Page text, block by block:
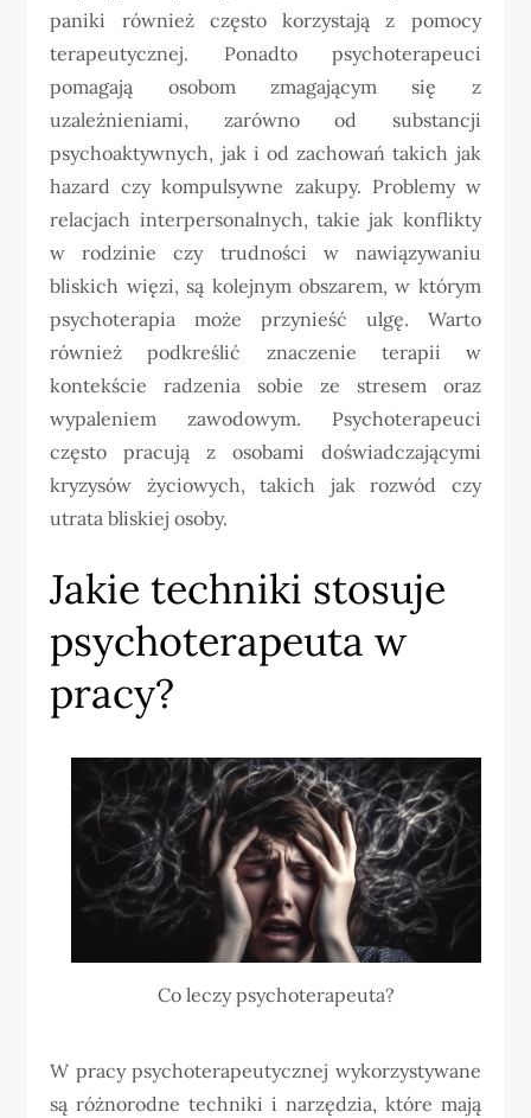
paniki również często korzystają z pomocy
terapeutycznej. Ponadto psychoterapeuci
pomagają osobom zmagającym się z
uzależnieniami, zarówno od substancji
psychoaktywnych, jak i od zachowań takich jak
hazard czy kompulsywne zakupy. Problemy w
relacjach interpersonalnych, takie jak konflikty
w rodzinie czy trudności w nawiązywaniu
bliskich więzi, są kolejnym obszarem, w którym
psychoterapia może przynieść ulgę. Warto
również podkreślić znaczenie terapii w
kontekście radzenia sobie ze stresem oraz
wypaleniem zawodowym. Psychoterapeuci
często pracują z osobami doświadczającymi
kryzysów życiowych, takich jak rozwód czy
utrata bliskiej osoby.
Jakie techniki stosuje
psychoterapeuta w
pracy?
Co leczy psychoterapeuta?
W pracy psychoterapeutycznej wykorzystywane
są różnorodne techniki i narzędzia, które mają